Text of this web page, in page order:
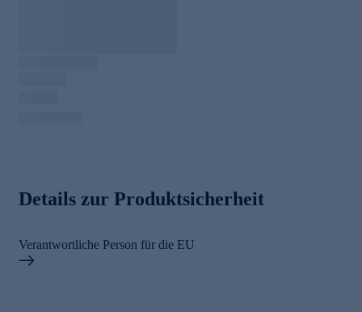
Details zur Produktsicherheit
Verantwortliche Person für die EU